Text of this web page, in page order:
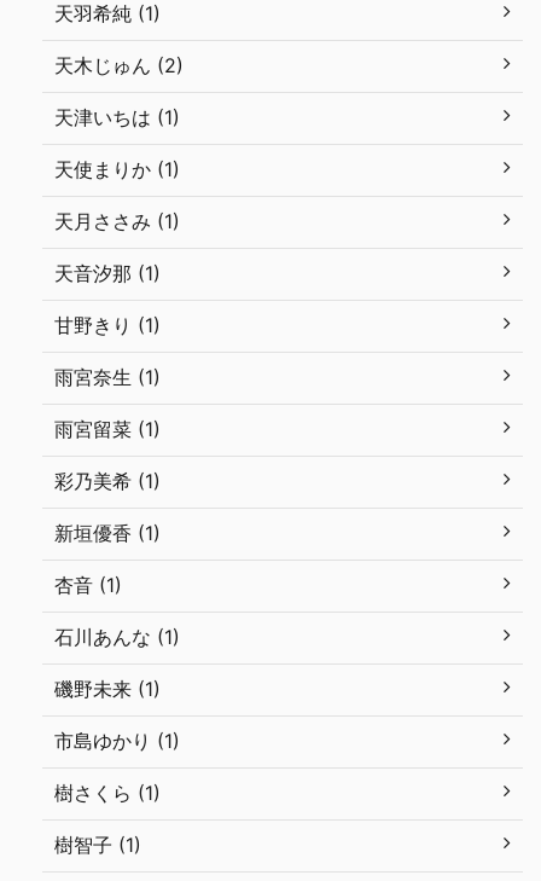
天羽希純 (1)
天木じゅん (2)
天津いちは (1)
天使まりか (1)
天月ささみ (1)
天音汐那 (1)
甘野きり (1)
雨宮奈生 (1)
雨宮留菜 (1)
彩乃美希 (1)
新垣優香 (1)
杏音 (1)
石川あんな (1)
磯野未来 (1)
市島ゆかり (1)
樹さくら (1)
樹智子 (1)